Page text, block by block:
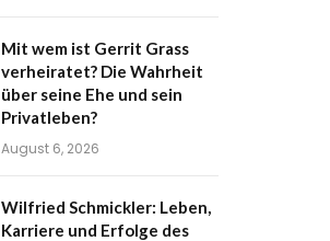
Mit wem ist Gerrit Grass
verheiratet? Die Wahrheit
über seine Ehe und sein
Privatleben?
August 6, 2026
Wilfried Schmickler: Leben,
Karriere und Erfolge des